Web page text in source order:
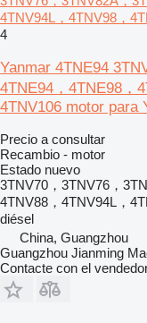
4TNV94L，4TNV98，
4
Yanmar 4TNE94
4TNE94，4TNE98，
4TNV106 motor para
Precio a consultar
Recambio - motor
Estado nuevo
3TNV70，3TNV76，
4TNV88，4TNV94L，
diésel
China, Guangzhou
Guangzhou Jianming
Contacte con el